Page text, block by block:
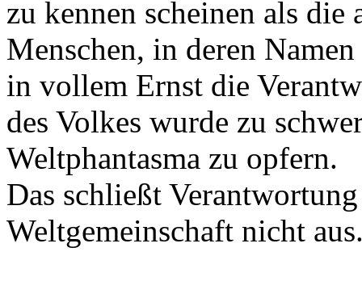
zu kennen scheinen als
Menschen, in deren
in vollem Ernst die
des Volkes wurde zu
Weltphantasma zu opfern.
Das schließt
Weltgemeinschaft nicht